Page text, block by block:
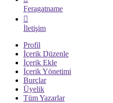
Feragatname
İletişim
Profil
İçerik Düzenle
İçerik Ekle
İçerik Yönetimi
Burçlar
Üyelik
Tüm Yazarlar